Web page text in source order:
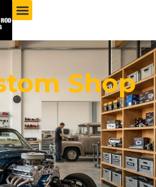
Shop